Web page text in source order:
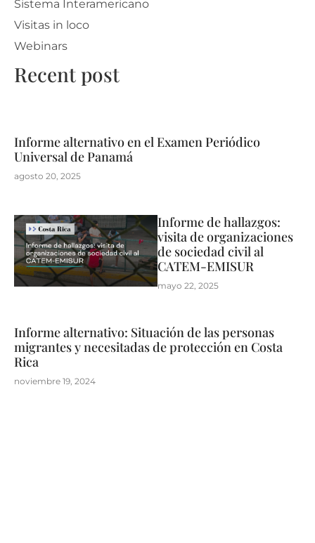
Sistema Interamericano
Visitas in loco
Webinars
Recent post
Informe alternativo en el Examen Periódico
Universal de Panamá
agosto 20, 2025
Informe de hallazgos:
visita de organizaciones
de sociedad civil al
CATEM-EMISUR
mayo 22, 2025
Informe alternativo: Situación de las personas
migrantes y necesitadas de protección en Costa
Rica
noviembre 19, 2024